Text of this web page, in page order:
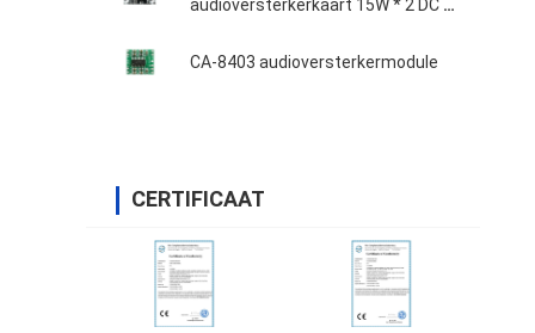
audioversterkerkaart 15W * 2 DC 8-
CA-8403 audioversterkermodule
CERTIFICAAT